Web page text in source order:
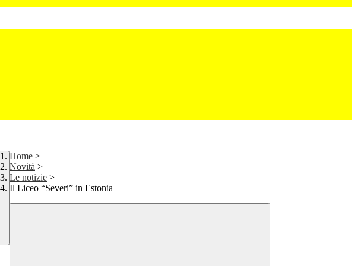
Home >
Novità >
Le notizie >
Il Liceo “Severi” in Estonia